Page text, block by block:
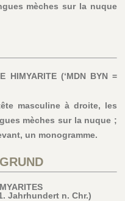
mèches sur la nuque
HIMYARITE (‘MDN BYN =
masculine à droite, les
mèches sur la nuque ;
un monogramme.
Jahrhundert n. Chr.)